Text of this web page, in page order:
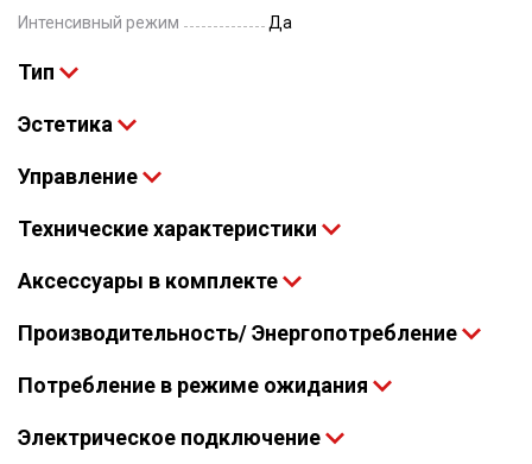
Интенсивный режим Да
Тип
Эстетика
Управление
Технические характеристики
Аксессуары в комплекте
Производительность/ Энергопотребление
Потребление в режиме ожидания
Электрическое подключение